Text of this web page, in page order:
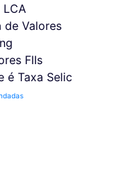
LCA
de Valores
FIIs
é Taxa Selic